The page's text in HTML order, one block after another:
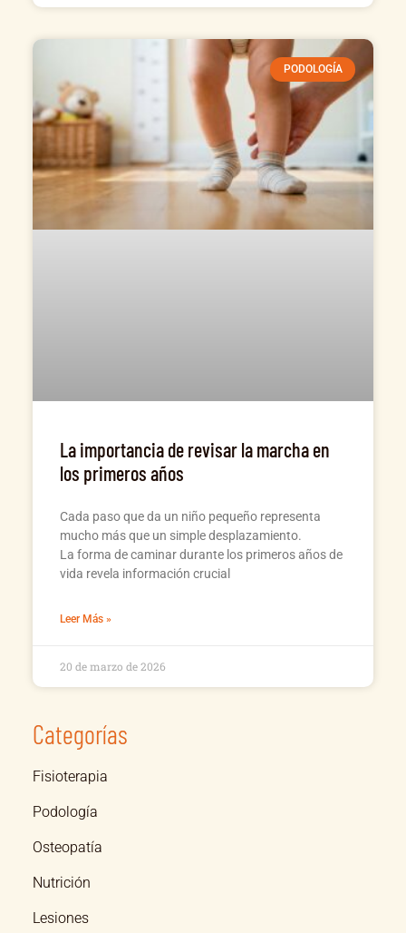
PODOLOGÍA
La importancia de revisar la marcha en
los primeros años
Cada paso que da un niño pequeño representa
mucho más que un simple desplazamiento.
La forma de caminar durante los primeros años de
vida revela información crucial
Leer Más »
20 de marzo de 2026
Categorías
Fisioterapia
Podología
Osteopatía
Nutrición
Lesiones